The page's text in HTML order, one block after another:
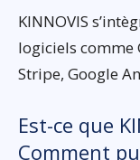
KINNOVIS
logiciels comme
Stripe, Google
Est-ce que
Comment